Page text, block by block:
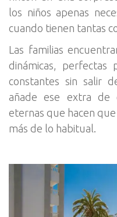
los niños apenas
cuando tienen tantas
Las familias
dinámicas, perfectas
constantes sin salir
añade ese extra de
eternas que hacen
más de lo habitual.